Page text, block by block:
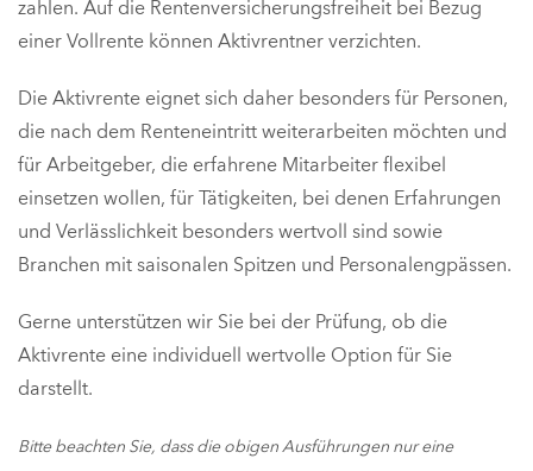
zahlen. Auf die Rentenversicherungsfreiheit bei Bezug
einer Vollrente können Aktivrentner verzichten.
Die Aktivrente eignet sich daher besonders für Personen,
die nach dem Renteneintritt weiterarbeiten möchten und
für Arbeitgeber, die erfahrene Mitarbeiter flexibel
einsetzen wollen, für Tätigkeiten, bei denen Erfahrungen
und Verlässlichkeit besonders wertvoll sind sowie
Branchen mit saisonalen Spitzen und Personalengpässen.
Gerne unterstützen wir Sie bei der Prüfung, ob die
Aktivrente eine individuell wertvolle Option für Sie
darstellt.
Bitte beachten Sie, dass die obigen Ausführungen nur eine